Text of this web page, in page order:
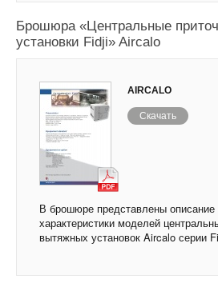
Брошюра «Центральные
установки Fidji» Aircalo
AIRCALO
Скачать
В брошюре представлены описание
характеристики моделей
вытяжных установок Aircalo серии